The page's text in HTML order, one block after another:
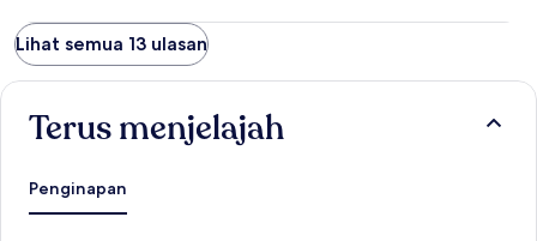
Lihat semua 13 ulasan
Terus menjelajah
Penginapan